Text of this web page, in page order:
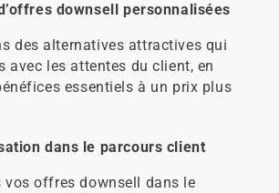
downsell personnalisées
des alternatives attractives qui
avec les attentes du client, en
essentiels à un prix plus
dans le parcours client
vos offres downsell dans le